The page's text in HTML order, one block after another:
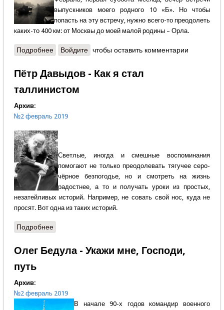
выпускников моего родного 10 «Б». Но чтобы
попасть на эту встречу, нужно всего-то преодолеть
каких-то 400 км: от Москвы до моей малой родины – Орла.
Подробнеео Виталий Волин - Аврия - повод к размышлению
Войдите чтобы оставить комментарии
Пётр Давыдов - Как я стал
таллинистом
Архив:
№2 февраль 2019
Светлые, иногда и смешные воспоминания
помогают не только преодолевать тягучее серо-
чёрное безпогодье, но и смотреть на жизнь
радостнее, а то и получать уроки из простых,
незатейливых историй. Например, не совать свой нос, куда не
просят. Вот одна из таких историй.
Подробнеео Пётр Давыдов - Как я стал таллинистом
Олег Бедула - Укажи мне, Господи,
путь
Архив:
№2 февраль 2019
В начале 90-х годов командир военного